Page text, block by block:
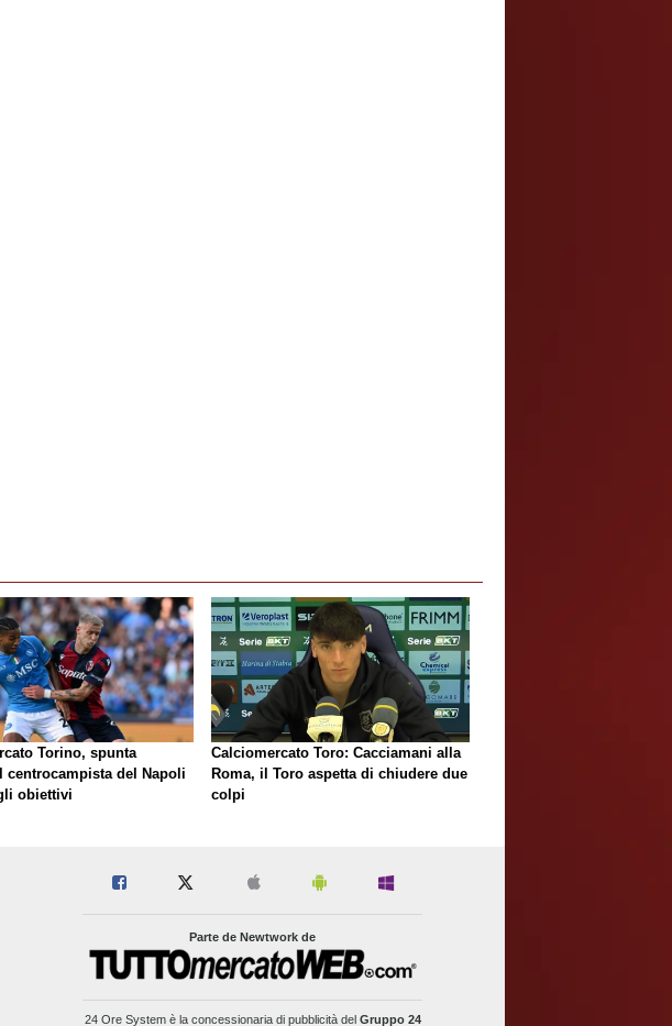
Torino, spunta
centrocampista del Napoli
obiettivi
Calciomercato Toro: Cacciamani alla
Roma, il Toro aspetta di chiudere due
colpi
Parte de Newtwork de
24 Ore Systemè la concessionaria di pubblicità del Gruppo 24